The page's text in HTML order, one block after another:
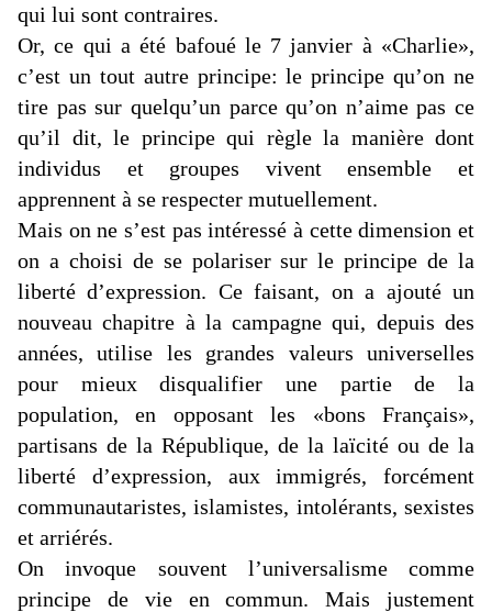
qui lui sont contraires.
Or, ce qui a été bafoué le 7 janvier à «Charlie»,
c’est un tout autre principe: le principe qu’on ne
tire pas sur quelqu’un parce qu’on n’aime pas ce
qu’il dit, le principe qui règle la manière dont
individus et groupes vivent ensemble et
apprennent à se respecter mutuellement.
Mais on ne s’est pas intéressé à cette dimension et
on a choisi de se polariser sur le principe de la
liberté d’expression. Ce faisant, on a ajouté un
nouveau chapitre à la campagne qui, depuis des
années, utilise les grandes valeurs universelles
pour mieux disqualifier une partie de la
population, en opposant les «bons Français»,
partisans de la République, de la laïcité ou de la
liberté d’expression, aux immigrés, forcément
communautaristes, islamistes, intolérants, sexistes
et arriérés.
On invoque souvent l’universalisme comme
principe de vie en commun. Mais justement